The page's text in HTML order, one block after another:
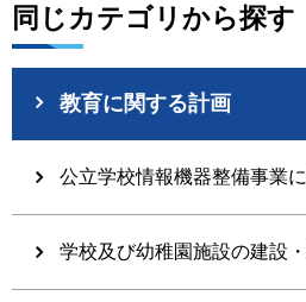
同じカテゴリから探す
教育に関する計画
公立学校情報機器整備事業
学校及び幼稚園施設の建設